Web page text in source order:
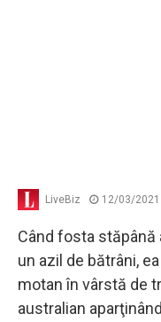
LiveBiz 12/03/2021
Când fosta
un azil de bătrâni,
motan în vârstă de
australian